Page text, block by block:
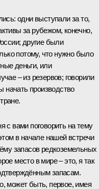
одни выступали за то,
за рубежом, конечно,
другие были
потому, что нужно было
деньги, или
– из резервов; говорили
начать производство
с вами поговорить на тему
в начале нашей встречи
запасов редкоземельных
место в мире – это, я так
запасам.
может быть, первое, имея